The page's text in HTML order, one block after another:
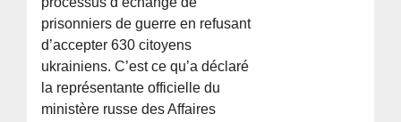
prisonniers de guerre en refusant
d’accepter 630 citoyens
ukrainiens. C’est ce qu’a déclaré
la représentante officielle du
ministère russe des Affaires